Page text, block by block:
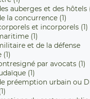
auberges et des hôtels
la concurrence (1)
et incorporels (1)
(1)
et de la défense
par avocats (1)
(1)
préemption urbain ou